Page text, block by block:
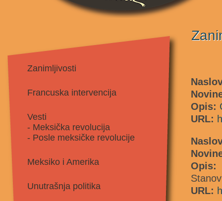
Zanimljivosti
Francuska intervencija
Vesti
- Meksička revolucija
- Posle meksičke revolucije
Meksiko i Amerika
Unutrašnja politika
Opis:
URL:
Opis:
URL: